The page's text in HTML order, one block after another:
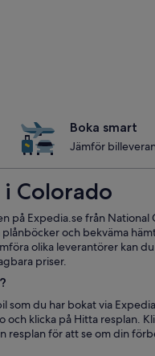
Boka smart
Jämför
Colorado
på Expedia.se från National
och bekväma
olika leverantörer kan
priser.
som du har bokat via
klicka på Hitta resplan.
resplan för att se om din